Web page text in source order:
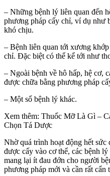
– Những bệnh lý liên quan đến
phương pháp cấy chỉ, ví dụ như
khó chịu.
– Bệnh liên quan tới xương
chỉ. Đặc biệt có thể kể tới như
– Ngoài bệnh về hô hấp, hệ cơ,
được chữa bằng phương pháp
– Một số bệnh lý khác.
Xem thêm: Thuốc Mỡ Là Gì –
Chọn Tá Dược
Nhờ quá trình hoạt động hết
được cấy vào cơ thể, các bệnh
mang lại ít đau đớn cho người
phương pháp mới và cần rất cẩn